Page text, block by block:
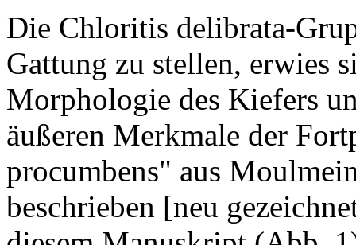
Die Chloritis delibrata-
Gattung zu stellen, erwies
Morphologie des Kiefers
äußeren Merkmale der
procumbens" aus
beschrieben [neu